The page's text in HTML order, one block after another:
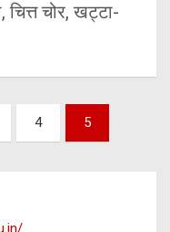
चित्त चोर, खट्टा-
4 5